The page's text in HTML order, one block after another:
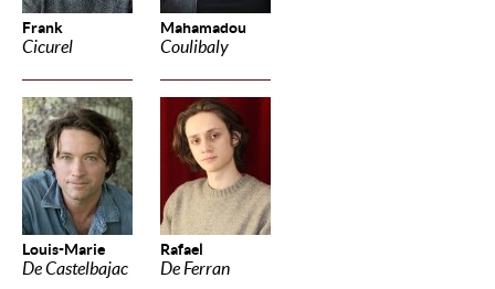
Frank
Cicurel
Mahamadou
Coulibaly
Louis-Marie
De Castelbajac
Rafael
De Ferran